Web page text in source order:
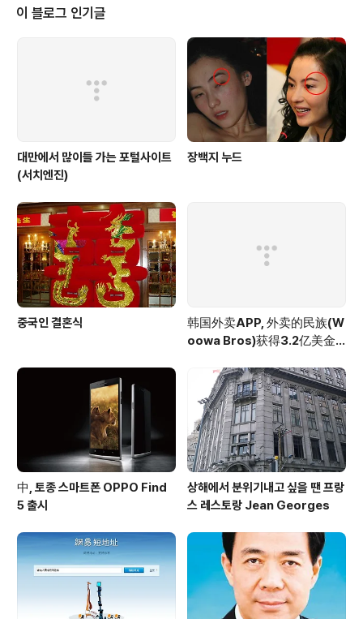
이들도 보이고 tv에서 어떻게 나올지 기다려집니다
이 블로그 인기글
대만에서 많이들 가는 포털사이트
(서치엔진)
장백지 누드
중국인 결혼식
韩国外卖APP, 外卖的民族(W
oowa Bros)获得3.2亿美金
中, 토종 스마트폰 OPPO Find
5 출시
상해에서 분위기내고 싶을 땐 프랑
스 레스토랑 Jean Georges